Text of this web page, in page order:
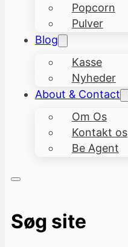
Popcorn
Pulver
Blog
Kasse
Nyheder
About & Contact
Om Os
Kontakt os
Be Agent
Søg site